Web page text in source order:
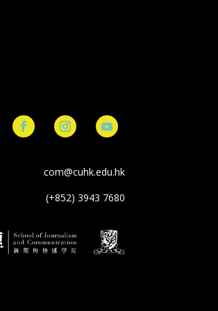
com@cuhk.edu.hk
(+852) 3943 7680